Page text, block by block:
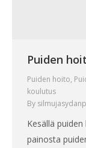
Puiden
Puiden hoito,
koulutus
By
Kesällä
painosta